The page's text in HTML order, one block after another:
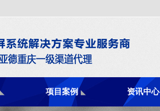
项目案例 资讯中心